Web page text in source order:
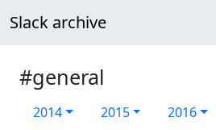
Slack archive
#general
2014 2015 2016